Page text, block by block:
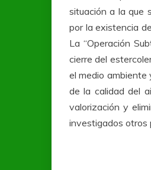
situación a la que
por la existencia
La “Operación
cierre del
el medio ambiente
de la calidad del
valorización y
investigados otros